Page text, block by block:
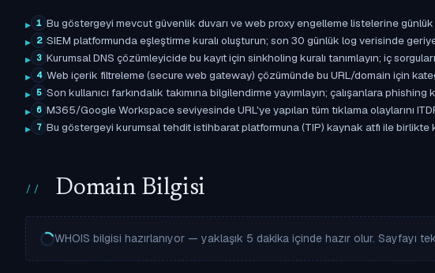
1 Bu göstergeyi mevcut güvenlik duvarı ve web proxy engelleme listelerine
2 SIEM platformunda eşleştirme kuralı oluşturun; son 30 günlük log verisinde
3 Kurumsal DNS çözümleyicide bu kayıt için sinkholing kuralı tanımlayın; iç
4 Web içerik filtreleme (secure web gateway) çözümünde bu URL/domain için
5 Son kullanıcı farkındalık takımına bilgilendirme yayımlayın; çalışanlara
6 M365/Google Workspace seviyesinde URL'ye yapılan tüm tıklama olaylarını
7 Bu göstergeyi kurumsal tehdit istihbarat platformuna (TIP) kaynak atfı ile
Domain Bilgisi
WHOIS bilgisi hazırlanıyor — yaklaşık 5 dakika içinde hazır olur. Sayfayı